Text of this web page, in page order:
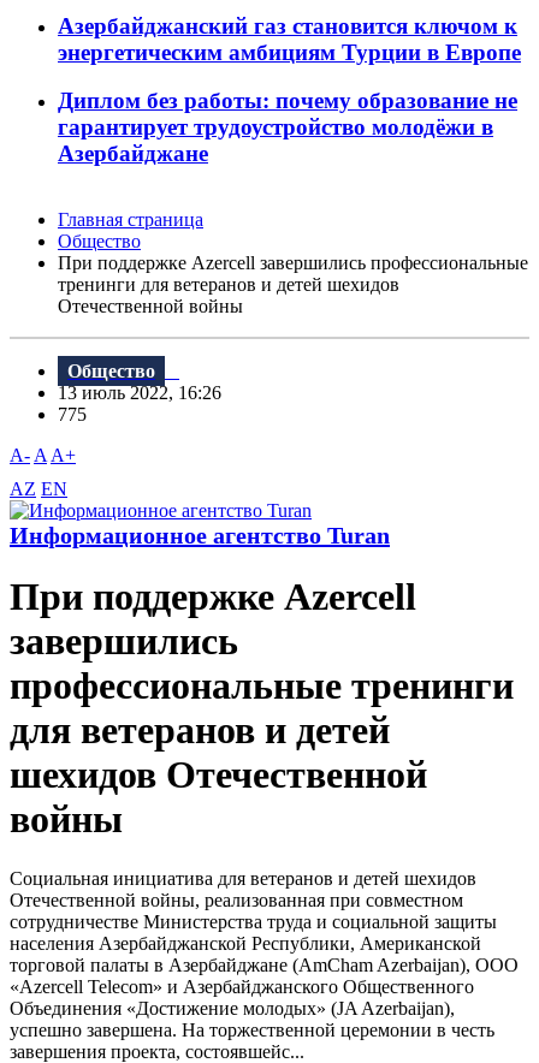
Азербайджанский газ становится ключом к
энергетическим амбициям Турции в Европе
Диплом без работы: почему образование не
гарантирует трудоустройство молодёжи в
Азербайджане
Главная страница
Общество
При поддержке Azercell завершились профессиональные
тренинги для ветеранов и детей шехидов
Отечественной войны
Общество
13 июль 2022, 16:26
775
A- A A+
AZ EN
Информационное агентство Turan
При поддержке Azercell
завершились
профессиональные тренинги
для ветеранов и детей
шехидов Отечественной
войны
Социальная инициатива для ветеранов и детей шехидов
Отечественной войны, реализованная при совместном
сотрудничестве Министерства труда и социальной защиты
населения Азербайджанской Республики, Американской
торговой палаты в Азербайджане (AmCham Azerbaijan), ООО
«Azercell Telecom» и Азербайджанского Общественного
Объединения «Достижение молодых» (JA Azerbaijan),
успешно завершена. На торжественной церемонии в честь
завершения проекта, состоявшейс...